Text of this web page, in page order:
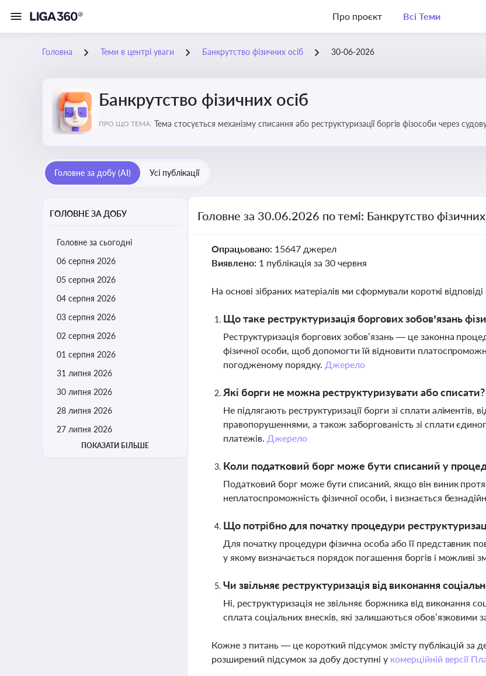
Про проєкт Всі Теми
Головна Теми в центрі уваги Банкрутство фізичних осіб 30-06-2026
Банкрутство фізичних осіб
ПРО ЩО ТЕМА: Тема стосується механізму списання або реструктуризації боргів фізособи через
Головне за добу (AI) Усі публікації
ГОЛОВНЕ ЗА ДОБУ
Головне за сьогодні
06 серпня 2026
05 серпня 2026
04 серпня 2026
03 серпня 2026
02 серпня 2026
01 серпня 2026
31 липня 2026
30 липня 2026
28 липня 2026
27 липня 2026
ПОКАЗАТИ БІЛЬШЕ
Головне за 30.06.2026 по темі: Банкрутство фізичних
Опрацьовано: 15647 джерел
Виявлено: 1 публікація за 30 червня
На основі зібраних матеріалів ми сформували короткі
Що таке реструктуризація боргових зобов’язань
Реструктуризація боргових зобов’язань — це законна
фізичної особи, щоб допомогти їй відновити
погодженому порядку. Джерело
Які борги не можна реструктуризувати або списати?
Не підлягають реструктуризації борги зі сплати
правопорушеннями, а також заборгованість зі сплати
платежів. Джерело
Коли податковий борг може бути списаний у
Податковий борг може бути списаний, якщо він виник
неплатоспроможність фізичної особи, і визнається
Що потрібно для початку процедури
Для початку процедури фізична особа або її представник
у якому визначається порядок погашення боргів і можливі
Чи звільняє реструктуризація від виконання
Ні, реструктуризація не звільняє боржника від виконання
сплата соціальних внесків, які залишаються обов’язковими
Кожне з питань — це короткий підсумок змісту публікацій
розширений підсумок за добу доступні у комерційній версії